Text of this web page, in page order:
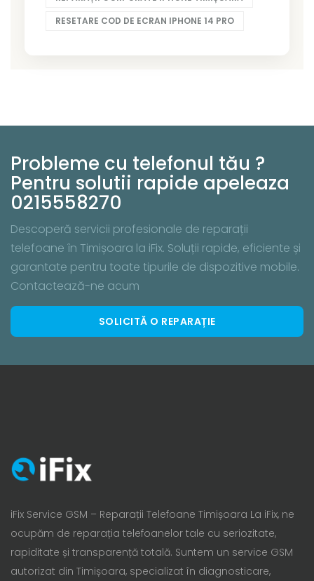
RESETARE COD DE ECRAN IPHONE 14 PRO
Probleme cu telefonul tău ?
Pentru solutii rapide apeleaza
0215558270
Descoperă servicii profesionale de reparații
telefoane în Timișoara la iFix. Soluții rapide, eficiente și
garantate pentru toate tipurile de dispozitive mobile.
Contactează-ne acum
SOLICITĂ O REPARAȚIE
iFix Service GSM – Reparații Telefoane Timișoara La iFix, ne
ocupăm de reparația telefoanelor tale cu seriozitate,
rapiditate și transparență totală. Suntem un service GSM
autorizat din Timișoara, specializat în diagnosticare,